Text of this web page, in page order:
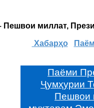
Пешвои миллат,
Хабарҳо
Паёми
Ҷумҳурии
Пешвои